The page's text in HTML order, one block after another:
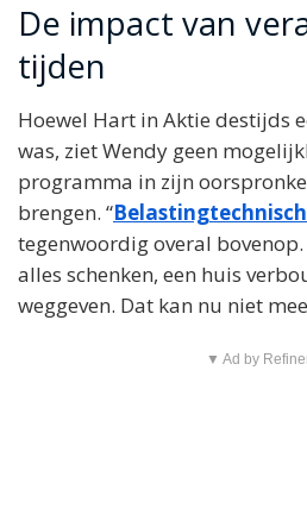
De impact van
tijden
Hoewel Hart in Aktie destijds
was, ziet Wendy geen
programma in zijn
brengen. “Belastingtechnisch
tegenwoordig overal
alles schenken, een huis
weggeven. Dat kan nu niet
▼ Ad by